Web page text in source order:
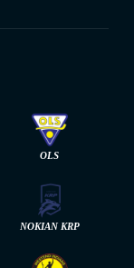
OLS
NOKIAN KRP